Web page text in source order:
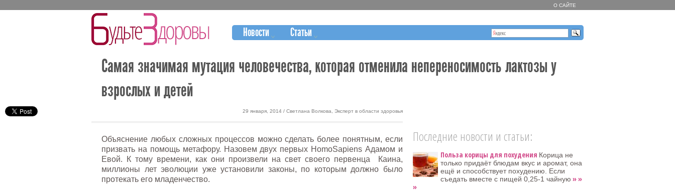
О САЙТЕ
Новости Статьи
Самая значимая мутация человечества, которая отменила непереносимость лактозы у
взрослых и детей
29 января, 2014 / Светлана Волкова, Эксперт в области здоровья
Объяснение любых сложных процессов можно сделать более понятным, если
призвать на помощь метафору. Назовем двух первых HomoSapiens Адамом и
Евой. К тому времени, как они произвели на свет своего первенца Каина,
миллионы лет эволюции уже установили законы, по которым должно было
протекать его младенчество.
Последние новости и статьи:
Польза корицы для похудения Корица не
только придаёт блюдам вкус и аромат, она
ещё и способствует похудению. Если
съедать вместе с пищей 0,25-1 чайную » »
»